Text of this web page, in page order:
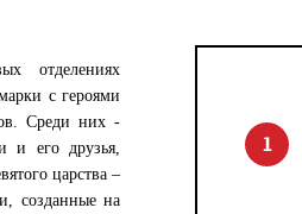
отделениях
с героями
Среди них -
и его друзья,
царства –
созданные на
1